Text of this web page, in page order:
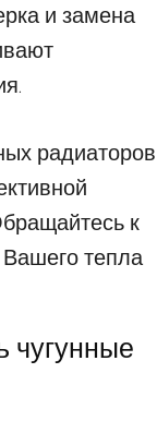
и замена
радиаторов
к
тепла
чугунные